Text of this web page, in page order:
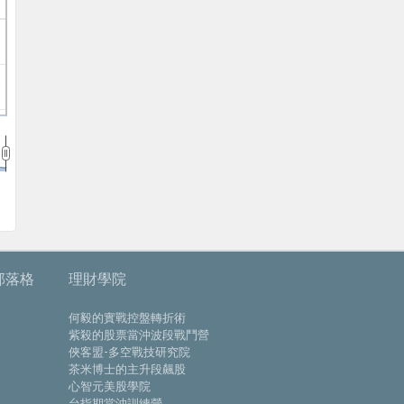
落格 理財學院
何毅的實戰控盤轉折術
紫殺的股票當沖波段戰鬥營
俠客盟-多空戰技研究院
茶米博士的主升段飆股
心智元美股學院